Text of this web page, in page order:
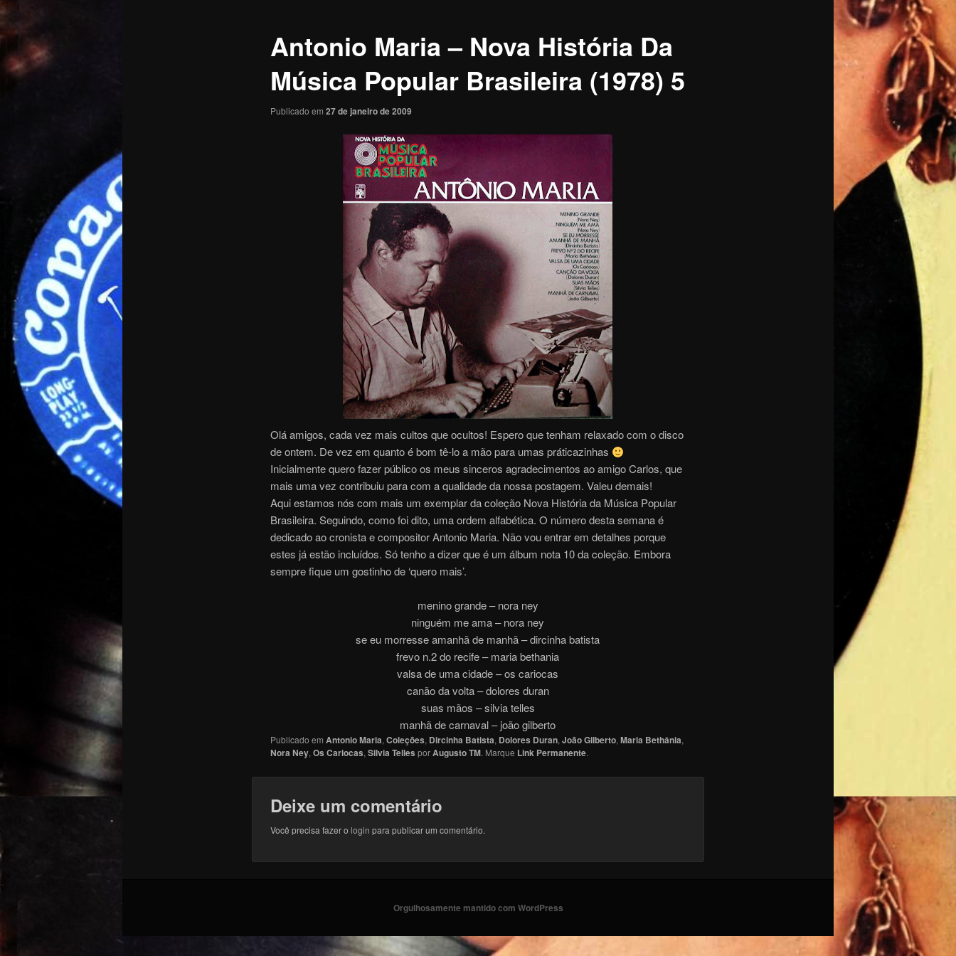
Antonio Maria – Nova História Da
Música Popular Brasileira (1978) 5
Publicado em 27 de janeiro de 2009
Olá amigos, cada vez mais cultos que ocultos! Espero que tenham relaxado com o disco
de ontem. De vez em quanto é bom tê-lo a mão para umas práticazinhas
Inicialmente quero fazer público os meus sinceros agradecimentos ao amigo Carlos, que
mais uma vez contribuiu para com a qualidade da nossa postagem. Valeu demais!
Aqui estamos nós com mais um exemplar da coleção Nova História da Música Popular
Brasileira. Seguindo, como foi dito, uma ordem alfabética. O número desta semana é
dedicado ao cronista e compositor Antonio Maria. Não vou entrar em detalhes porque
estes já estão incluídos. Só tenho a dizer que é um álbum nota 10 da coleção. Embora
sempre fique um gostinho de ‘quero mais’.
menino grande – nora ney
ninguém me ama – nora ney
se eu morresse amanhã de manhã – dircinha batista
frevo n.2 do recife – maria bethania
valsa de uma cidade – os cariocas
canão da volta – dolores duran
suas mãos – silvia telles
manhã de carnaval – joão gilberto
Publicado em Antonio Maria,Coleções, Dircinha Batista, Dolores Duran,João Gilberto,Maria Bethânia,
Nora Ney,Os Cariocas,Silvia Telles porAugusto TM. Marque Link Permanente.
Deixe um comentário
Você precisa fazer o login para publicar um comentário.
Orgulhosamente mantido com WordPress